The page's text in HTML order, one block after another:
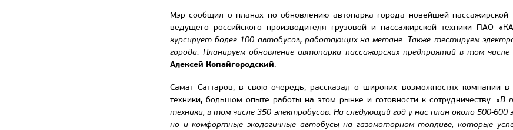
Мэр сообщил о планах по обновлению автопарка города новейшей пассажирской
ведущего российского производителя грузовой и пассажирской техники ПАО
курсирует более 100 автобусов, работающих на метане. Также тестируем
города. Планируем обновление автопарка пассажирских предприятий в том
Алексей Копайгородский.
Самат Саттаров, в свою очередь, рассказал о широких возможностях компании
техники, большом опыте работы на этом рынке и готовности к сотрудничеству. «В
техники, в том числе 350 электробусов. На следующий год у нас план около 500-
но и комфортные экологичные автобусы на газомоторном топливе, которые